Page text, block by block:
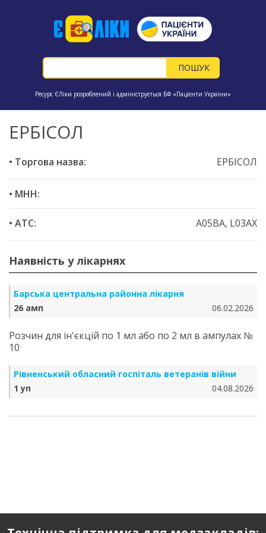
Ресурс ЄЛіки розроблений і адмініструється БФ «Пацієнти України»
ЕРБІСОЛ
• Торгова назва: ЕРБІСОЛ
• МНН:
• ATC: A05BA, L03AX
Наявність у лікарнях
Барська центральна районна лікарня
26 амп
06.02.2026
Розчин для ін'єкцій по 1 мл або по 2 мл в ампулах №
10
Рівненський обласний госпіталь ветеранів війни
1 уп
04.08.2026